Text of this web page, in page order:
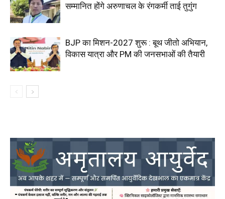
सम्मानित होंगे अरुणाचल के रंगकर्मी ताई तुगुंग
BJP का मिशन-2027 शुरू : बूथ जीतो अभियान,
विकास यात्रा और PM की जनसभाओं की तैयारी